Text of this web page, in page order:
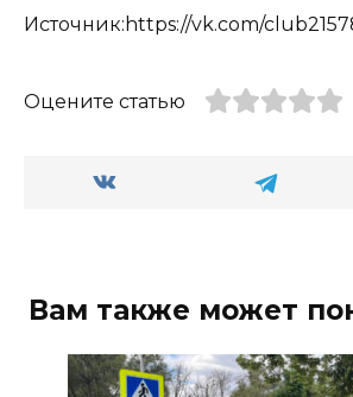
Источник:https://vk.com/
Оцените статью
Вам также может